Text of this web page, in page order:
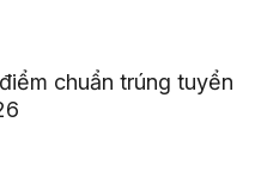
chuẩn trúng tuyển